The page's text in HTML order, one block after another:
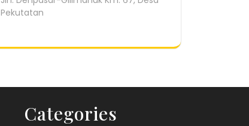
Pekutatan
Categories